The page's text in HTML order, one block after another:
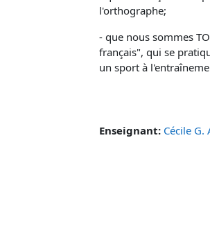
l'orthographe;
- que nous sommes
français", qui se
un sport à
Enseignant: Cécile G.